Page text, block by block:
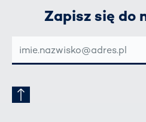
Zapisz się do
MAIL-
ADRESSE